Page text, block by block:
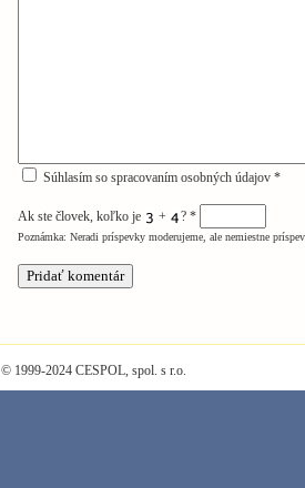
Súhlasím so spracovaním osobných údajov *
Ak ste človek, koľko je + ? *
Poznámka: Neradi príspevky moderujeme, ale nemiestne
© 1999-2024 CESPOL, spol. s r.o.